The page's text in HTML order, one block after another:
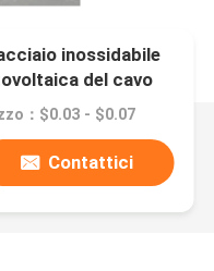
inossidabile
del cavo
del pannello solare
：$0.03 - $0.07
Contattici